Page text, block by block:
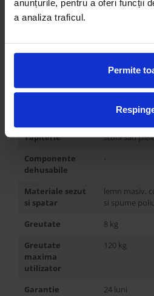
anunțurile, pentru a oferi funcții
a analiza traficul.
Permite
Inaltime de
Adancime de
42 cm
lemn masiv
multe finisaje
Tapiterie
stofa sau
Componente
dehusabile
-
Materiale sezut
si spatar
lemn masiv,
si spume
Greutate
8 kg
Greutate
maxima
utilizator
120 kg
Garantie 24 luni